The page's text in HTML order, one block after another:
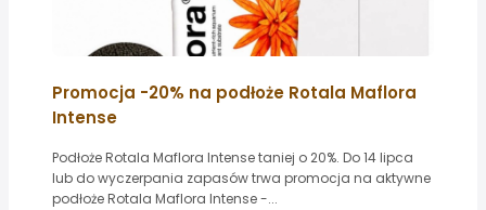
Promocja -20% na podłoże Rotala Maflora
Intense
Podłoże Rotala Maflora Intense taniej o 20%. Do 14 lipca
lub do wyczerpania zapasów trwa promocja na aktywne
podłoże Rotala Maflora Intense -...